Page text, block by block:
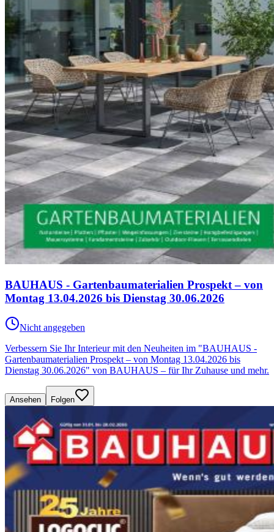
BAUHAUS - Gartenbaumaterialien Prospekt – von
Montag 13.04.2026 bis Dienstag 30.06.2026
Nicht angegeben
Verbessern Sie Ihr Interieur mit den Neuheiten im "BAUHAUS -
Gartenbaumaterialien Prospekt – von Montag 13.04.2026 bis
Dienstag 30.06.2026" von BAUHAUS – für Ihr Zuhause und mehr.
Ansehen Folgen